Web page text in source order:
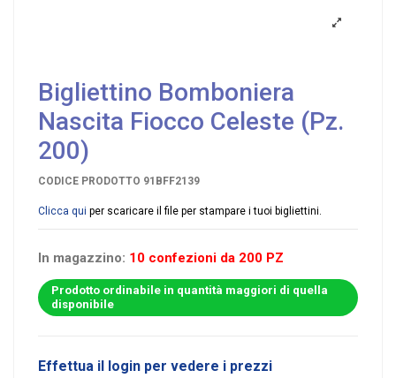
Bigliettino Bomboniera
Nascita Fiocco Celeste (Pz.
200)
CODICE PRODOTTO 91BFF2139
Clicca qui per scaricare il file per stampare i tuoi bigliettini.
In magazzino: 10 confezioni da 200 PZ
Prodotto ordinabile in quantità maggiori di quella
disponibile
Effettua il login per vedere i prezzi